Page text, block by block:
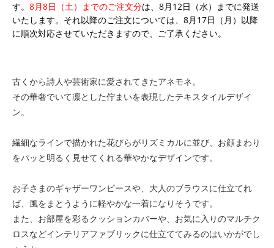
す。 8月8日（土）までのご注文分は、8月12日（水）までに発送
いたします。それ以降のご注文については、8月17日（月）以降
に順次対応させていただきますので、ご了承ください。
古くから詩人や芸術家に愛されてきたアネモネ。
その華奢でいて凛とした佇まいを表現したテキスタイルデザイ
ン。
繊細なラインで描かれた花びらがリズミカルに並び、お顔まわり
をパッと明るく見せてくれる華やかなデザインです。
お子さまのギャザーワンピースや、大人のブラウスに仕立てれ
ば、風をまとうように軽やかな一着になりそうです。
また、お部屋を彩るクッションカバーや、お気に入りのマルチク
ロスなどインテリアファブリックに仕立ててみるのはいかがでし